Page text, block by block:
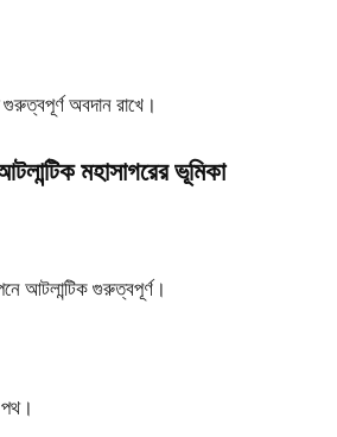
অবদান রাখে।
মহাসাগরের ভূমিকা
আটলান্টিক গুরুত্বপূর্ণ।